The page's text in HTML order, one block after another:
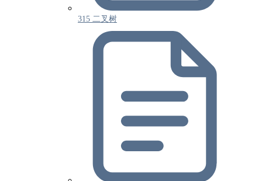
315 二叉树